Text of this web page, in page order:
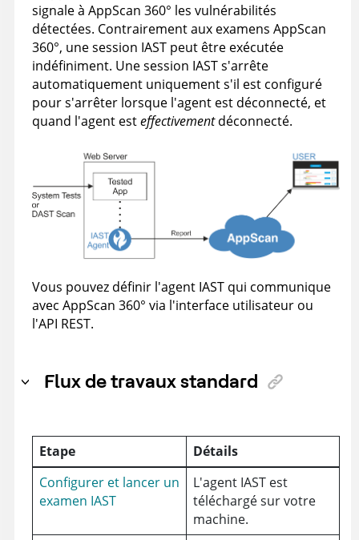
signale à AppScan 360° les vulnérabilités
détectées. Contrairement aux examens AppScan
360°, une session IAST peut être exécutée
indéfiniment. Une session IAST s'arrête
automatiquement uniquement s'il est configuré
pour s'arrêter lorsque l'agent est déconnecté, et
quand l'agent esteffectivementdéconnecté.
Vous pouvez définir l'agent IAST qui communique
avec AppScan 360° via l'interface utilisateur ou
l'API REST.
Flux de travaux standard
Etape
Détails
Configurer et lancer un
examen IAST
L'agent IAST est
téléchargé sur votre
machine.